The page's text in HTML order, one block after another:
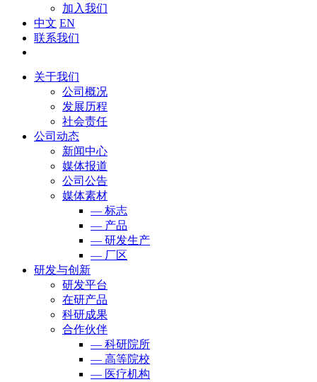
加入我们
中文 EN
联系我们
关于我们
公司概况
发展历程
社会责任
公司动态
新闻中心
媒体报道
公司公告
媒体素材
— 标志
— 产品
— 研发生产
— 厂区
研发与创新
研发平台
在研产品
科研成果
合作伙伴
— 科研院所
— 高等院校
— 医疗机构